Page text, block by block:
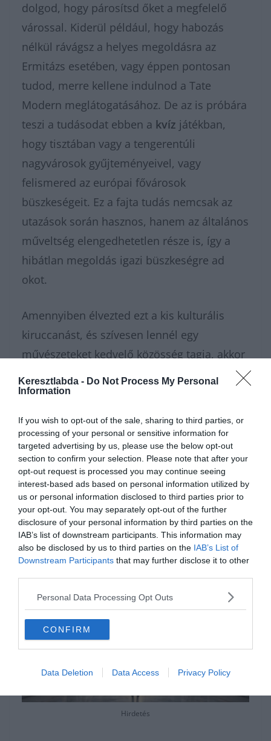
Keresztlabda - Do Not Process My Personal
Information
If you wish to opt-out of the sale, sharing to third parties, or
processing of your personal or sensitive information for
targeted advertising by us, please use the below opt-out
section to confirm your selection. Please note that after your
opt-out request is processed you may continue seeing
interest-based ads based on personal information utilized by
us or personal information disclosed to third parties prior to
your opt-out. You may separately opt-out of the further
disclosure of your personal information by third parties on the
IAB’s list of downstream participants. This information may
also be disclosed by us to third parties on the IAB’s List of
Downstream Participants that may further disclose it to other
Personal Data Processing Opt Outs
CONFIRM
Data Deletion Data Access Privacy Policy
dolgod, hogy párosítsd őket a megfelelő
várossal. Kiderül például, hogy habozás
nélkül rávágsz a helyes megoldásra az
Ermitázs esetében, vagy éppen pontosan
tudod, merre kellene indulnod a Tate
Modern meglátogatásához. De az is próbára
teszi a tudásodat ebben a kvíz játékban,
hogy tisztában vagy a tengerentúli
nagyvárosok gyűjteményeivel, vagy
felismered az európai fővárosok
büszkeségeit. Ez a fajta tudás nemcsak az
utazások során hasznos, hanem az általános
műveltség elengedhetetlen része is, így a
hibátlan megoldás igazi büszkeségre ad
okot.
Amennyiben élvezted ezt a kis kulturális
kiruccanást, és szívesen lennél egy
művészeteket kedvelő közösség tagja, akkor
gyere és csatlakozz a Facebook
csoportunkhoz
benned lendület egy következő fordulóhoz,
bátran kattints a további tudáspróbakvízek
oldalára a folytatásért. Ha pedig inkább csak
virtuális tárlatvezetéseken vennél részt és
lazítanál egy kicsit, aKeresztlabda YouTube
csatornaérdekes videói biztosan lekötik
majd a figyelmedet.
Hirdetés